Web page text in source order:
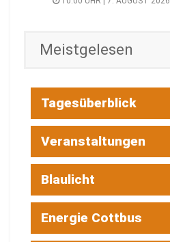
Meistgelesen
Tagesüberblick
Veranstaltungen
Blaulicht
Energie Cottbus